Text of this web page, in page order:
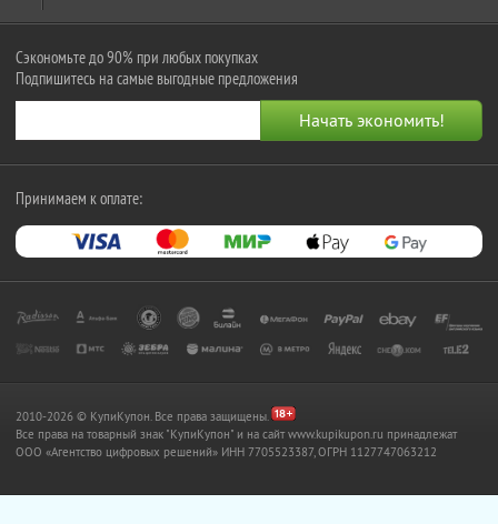
Сэкономьте до 90% при любых покупках
Подпишитесь на самые выгодные предложения
Принимаем к оплате:
2010-2026 © КупиКупон. Все права защищены.
Все права на товарный знак "КупиКупон" и на сайт www.kupikupon.ru принадлежат
OOO «Агентство цифровых решений» ИНН 7705523387, ОГРН 1127747063212